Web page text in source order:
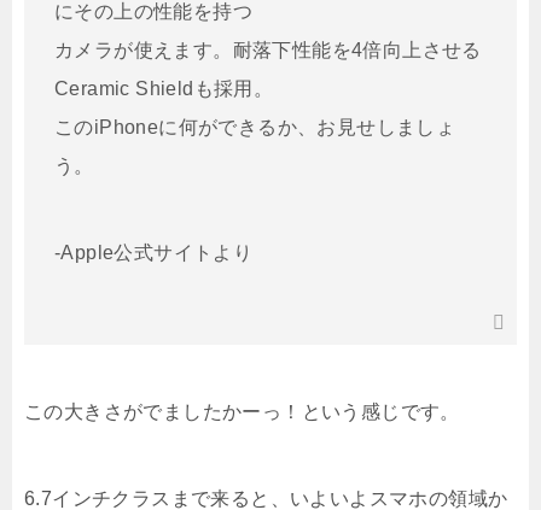
にその上の性能を持つ
カメラが使えます。耐落下性能を4倍向上させる
Ceramic Shieldも採用。
このiPhoneに何ができるか、お見せしましょ
う。
-Apple公式サイトより
この大きさがでましたかーっ！という感じです。
6.7インチクラスまで来ると、いよいよスマホの領域か